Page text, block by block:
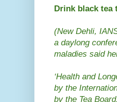
Drink black tea
(New Dehli,
a daylong
maladies said
‘Health and
by the
by the Tea